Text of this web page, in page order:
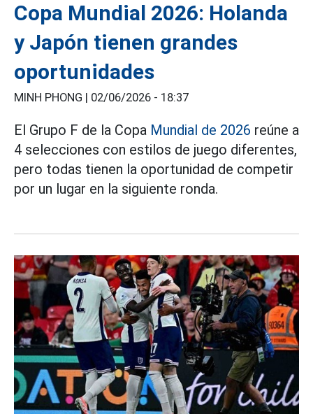
Copa Mundial 2026: Holanda
y Japón tienen grandes
oportunidades
MINH PHONG | 02/06/2026 - 18:37
El Grupo F de la Copa Mundial de 2026 reúne a
4 selecciones con estilos de juego diferentes,
pero todas tienen la oportunidad de competir
por un lugar en la siguiente ronda.